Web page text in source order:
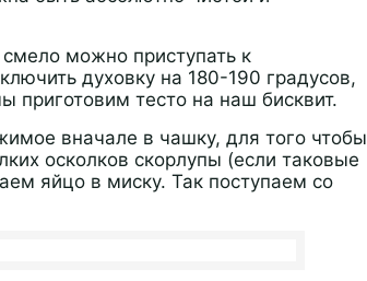
можно приступать к
духовку на 180-190 градусов,
приготовим тесто на наш бисквит.
вначале в чашку, для того чтобы
осколков скорлупы (если таковые
яйцо в миску. Так поступаем со